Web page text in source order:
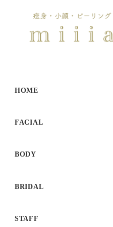
HOME
FACIAL
BODY
BRIDAL
STAFF